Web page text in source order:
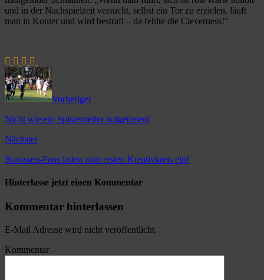
und in der Nachspielzeit versucht, selbst ein Tor zu erzielen, läuft
man in Konter und wird bestraft – da fehlte die Cleverness!“
Vorheriger
Nicht wie ein Spitzenreiter aufgetreten!
Nächster
Borussen-Fans laden zum ersten Kreativkreis ein!
Hinterlasse jetzt einen Kommentar
Kommentar hinterlassen
E-Mail Adresse wird nicht veröffentlicht.
Kommentar